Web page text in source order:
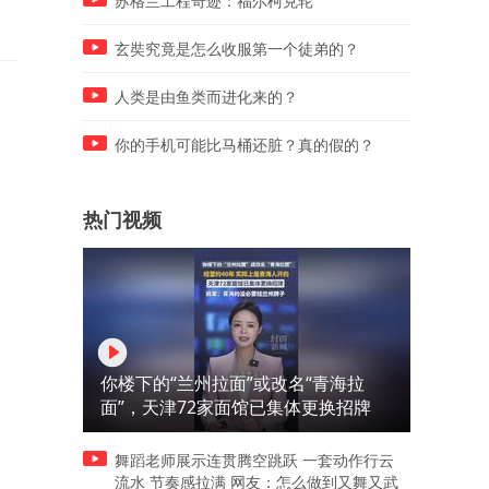
玄奘究竟是怎么收服第一个徒弟的？
人类是由鱼类而进化来的？
你的手机可能比马桶还脏？真的假的？
热门视频
你楼下的“兰州拉面”或改名“青海拉
面”，天津72家面馆已集体更换招牌
舞蹈老师展示连贯腾空跳跃 一套动作行云
流水 节奏感拉满 网友：怎么做到又舞又武